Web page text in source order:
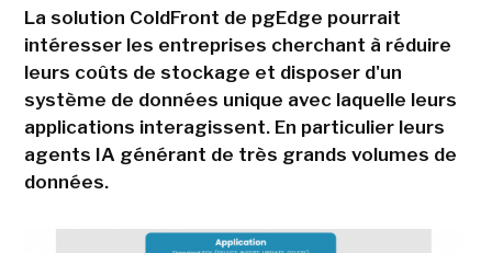
La solution ColdFront de pgEdge pourrait
intéresser les entreprises cherchant à réduire
leurs coûts de stockage et disposer d'un
système de données unique avec laquelle leurs
applications interagissent. En particulier leurs
agents IA générant de très grands volumes de
données.